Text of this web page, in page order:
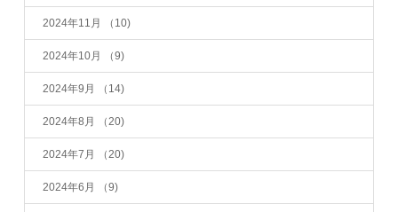
2024年11月 （10)
2024年10月 （9)
2024年9月 （14)
2024年8月 （20)
2024年7月 （20)
2024年6月 （9)